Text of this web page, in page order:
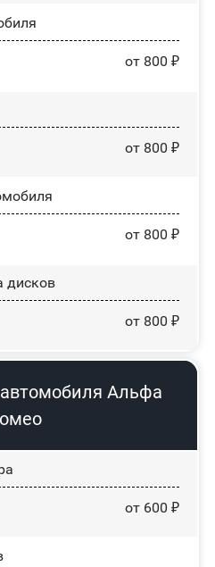
от 800 ₽
от 800 ₽
от 800 ₽
дисков
от 800 ₽
Альфа
от 600 ₽